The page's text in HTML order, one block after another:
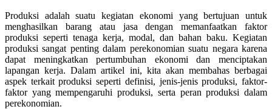
Produksi adalah suatu kegiatan ekonomi yang bertujuan untuk
menghasilkan barang atau jasa dengan memanfaatkan faktor
produksi seperti tenaga kerja, modal, dan bahan baku. Kegiatan
produksi sangat penting dalam perekonomian suatu negara karena
dapat meningkatkan pertumbuhan ekonomi dan menciptakan
lapangan kerja. Dalam artikel ini, kita akan membahas berbagai
aspek terkait produksi seperti definisi, jenis-jenis produksi, faktor-
faktor yang mempengaruhi produksi, serta peran produksi dalam
perekonomian.